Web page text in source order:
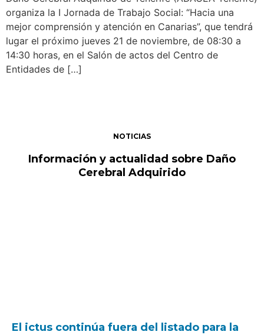
organiza la I Jornada de Trabajo Social: “Hacia una
mejor comprensión y atención en Canarias”, que tendrá
lugar el próximo jueves 21 de noviembre, de 08:30 a
14:30 horas, en el Salón de actos del Centro de
Entidades de […]
NOTICIAS
Información y actualidad sobre Daño
Cerebral Adquirido
El ictus continúa fuera del listado para la